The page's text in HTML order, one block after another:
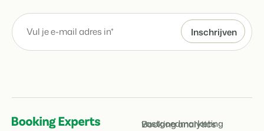
vastgoedmarketing
Booking analytics